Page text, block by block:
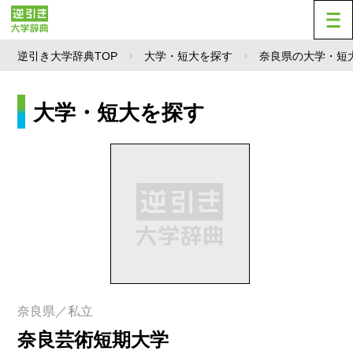
逆引き大学辞典TOP 大学・短大を探す 奈良県の大学・短
大学・短大を探す
奈良県／私立
奈良芸術短期大学